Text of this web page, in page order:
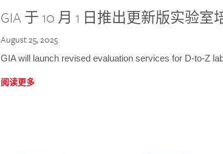
GIA 于 10 月 1 日推出更新版实验
August 25, 2025
GIA will launch revised evaluation services for D-to-Z
阅读更多